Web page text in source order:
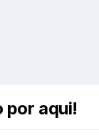
por aqui!